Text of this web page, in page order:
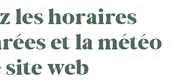
les horaires
et la météo
web